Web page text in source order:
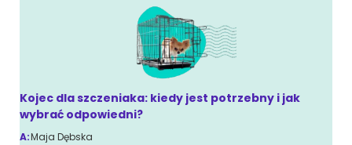
Kojec dla szczeniaka: kiedy jest potrzebny i jak
wybrać odpowiedni?
A:Maja Dębska